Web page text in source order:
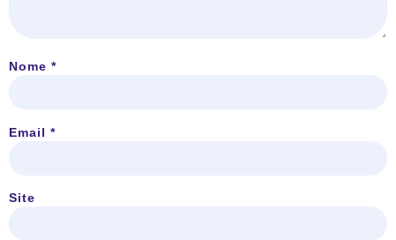
Nome *
Email *
Site